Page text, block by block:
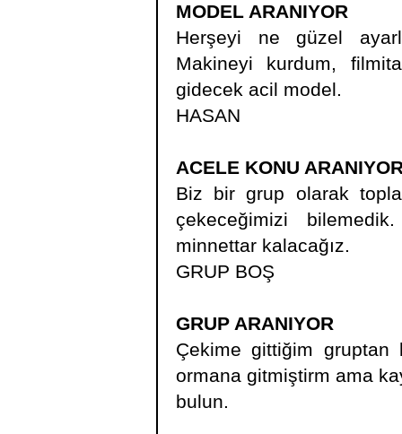
MODEL ARANIYOR
Herşeyi ne güzel
Makineyi kurdum,
gidecek acil model.
HASAN
ACELE KONU
Biz bir grup olarak
çekeceğimizi
minnettar kalacağız.
GRUP BOŞ
GRUP ARANIYOR
Çekime gittiğim
ormana gitmiştirm ama
bulun.